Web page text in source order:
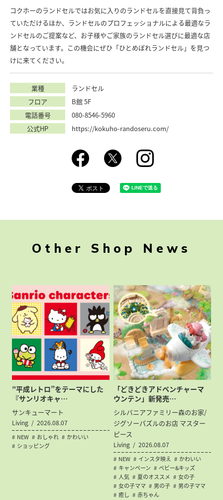
コクホーのランドセルではお気に入りのランドセルを直接見て背負っ
ていただけるほか、ランドセルのプロフェッショナルによる最適なラ
ンドセルのご提案など、お子様やご家族のランドセル選びに最適な店
舗となっています。この機会にぜひ「ひとめぼれランドセル」を見つ
けに来てください。
業種
ランドセル
フロア
B館 5F
電話番号
080-8546-5960
公式HP
https://kokuho-randoseru.com/
Other Shop News
”平成レトロ”をテーマにした
『サンリオキャ…
サンキューマート
Living 2026.08.07
NEW おしゃれ
かわいい
ショッピング
「どきどきアドベンチャーマ
ウンテン」新発売…
シルバニアファミリー森のお家/
ジグソーパズルのお店 マスター
ピース
Living 2026.08.07
NEW インスタ映え
かわいい
キャンペーン
ベビー&キッズ
人気
夏のオススメ
女の子
女の子ママ
男の子
男の子ママ
癒し
赤ちゃん